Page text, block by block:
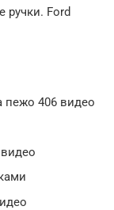
ручки. Ford
пежо 406 видео